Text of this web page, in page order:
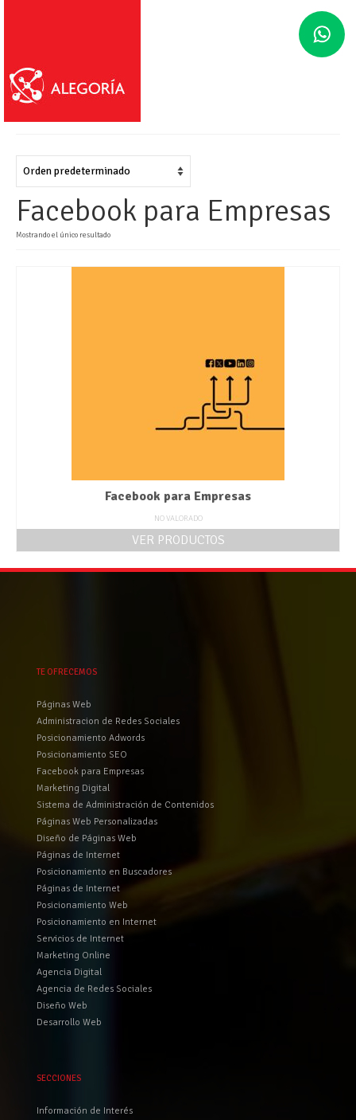
Facebook para Empresas
Mostrando el único resultado
Facebook para Empresas
NO VALORADO
VER PRODUCTOS
TE OFRECEMOS
Páginas Web
Administracion de Redes Sociales
Posicionamiento Adwords
Posicionamiento SEO
Facebook para Empresas
Marketing Digital
Sistema de Administración de Contenidos
Páginas Web Personalizadas
Diseño de Páginas Web
Páginas de Internet
Posicionamiento en Buscadores
Páginas de Internet
Posicionamiento Web
Posicionamiento en Internet
Servicios de Internet
Marketing Online
Agencia Digital
Agencia de Redes Sociales
Diseño Web
Desarrollo Web
SECCIONES
Información de Interés